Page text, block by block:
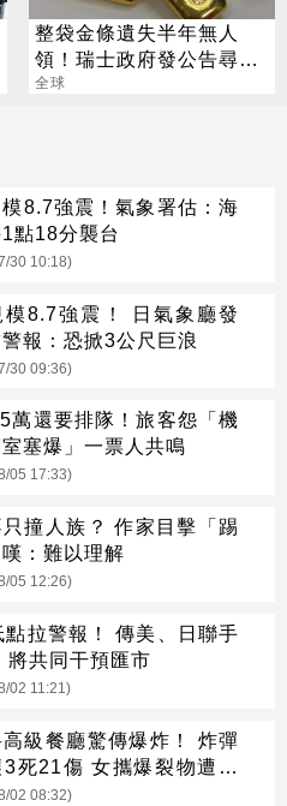
整袋金條遺失半年無人
領！瑞士政府發公告尋失
主
全球
8.7強震！氣象署估：海
點18分襲台
30 10:18)
模8.7強震！ 日氣象廳發
報：恐掀3公尺巨浪
30 09:36)
萬還要排隊！旅客怨「機
塞爆」一票人共鳴
05 17:33)
只撞人族？ 作家目擊「踢
：難以理解
05 12:26)
點拉警報！ 傳美、日聯手
將共同干預匯市
02 11:21)
級餐廳驚傳爆炸！ 炸彈
死21傷 女攜爆裂物遭攔
02 08:32)